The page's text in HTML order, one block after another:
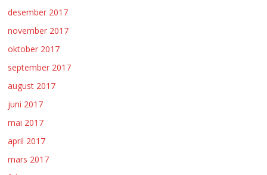
desember 2017
november 2017
oktober 2017
september 2017
august 2017
juni 2017
mai 2017
april 2017
mars 2017